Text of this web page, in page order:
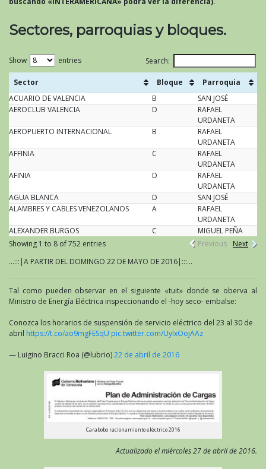
Sectores, parroquias y bloques.
Show entries Search:
Sector Bloque
Parroquia
Sector
Parroquia
ACUARIO DE VALENCIA B
SAN JOSÉ
AEROCLUB VALENCIA
D
RAFAEL
URDANETA
AEROPUERTO INTERNACIONAL
B
RAFAEL
URDANETA
AFFINIA
C
RAFAEL
URDANETA
AFINIA
D
RAFAEL
URDANETA
AGUA BLANCA
D
SAN JOSÉ
ALAMBRES Y CABLES VENEZOLANOS
A
RAFAEL
URDANETA
ALEXANDER BURGOS
C
MIGUEL PEÑA
Showing 1 to 8 of 752 entries
Previous
Next
...:::|A PARTIR DEL DOMINGO 22 DE MAYO DE 2016|:::...
Tal como pueden observar en el siguiente «tuit» donde se oberva al
Ministro de Energía Eléctrica inspeccionando el -hoy seco- embalse:
Conozca los horarios de suspensión de servicio eléctrico del 23 al 30 de
abril https://t.co/ao9mgFESqU pic.twitter.com/UyIxOojAAz
— Luigino Bracci Roa (@lubrio)22 de abril de 2016
Carabobo racionamiento eléctrico 2016
Actualizado el miércoles 27 de abril de 2016.